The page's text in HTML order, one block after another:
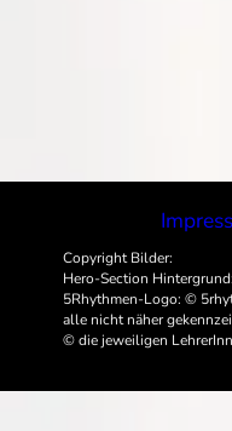
Copyright Bilder:
Hero-Section
5Rhythmen-Logo: ©
alle nicht näher
© die jeweiligen